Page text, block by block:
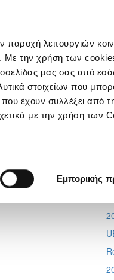
παροχή λειτουργιών
Με την χρήση των
μας σας από
στοιχείων που
έχουν συλλέξει από
με την χρήση των
Εμπορικής